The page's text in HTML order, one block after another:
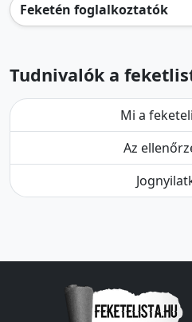
Feketén foglalkoztatók
Tudnivalók a
Mi a
Az